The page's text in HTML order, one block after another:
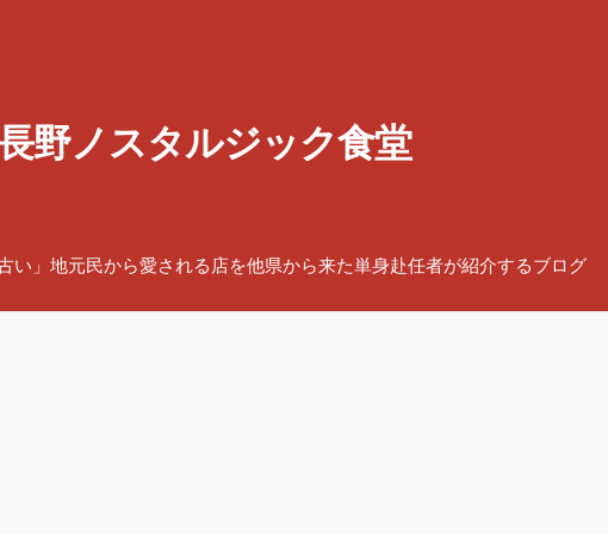
野ノスタルジック食堂
い」地元民から愛される店を他県から来た単身赴任者が紹介するブログ